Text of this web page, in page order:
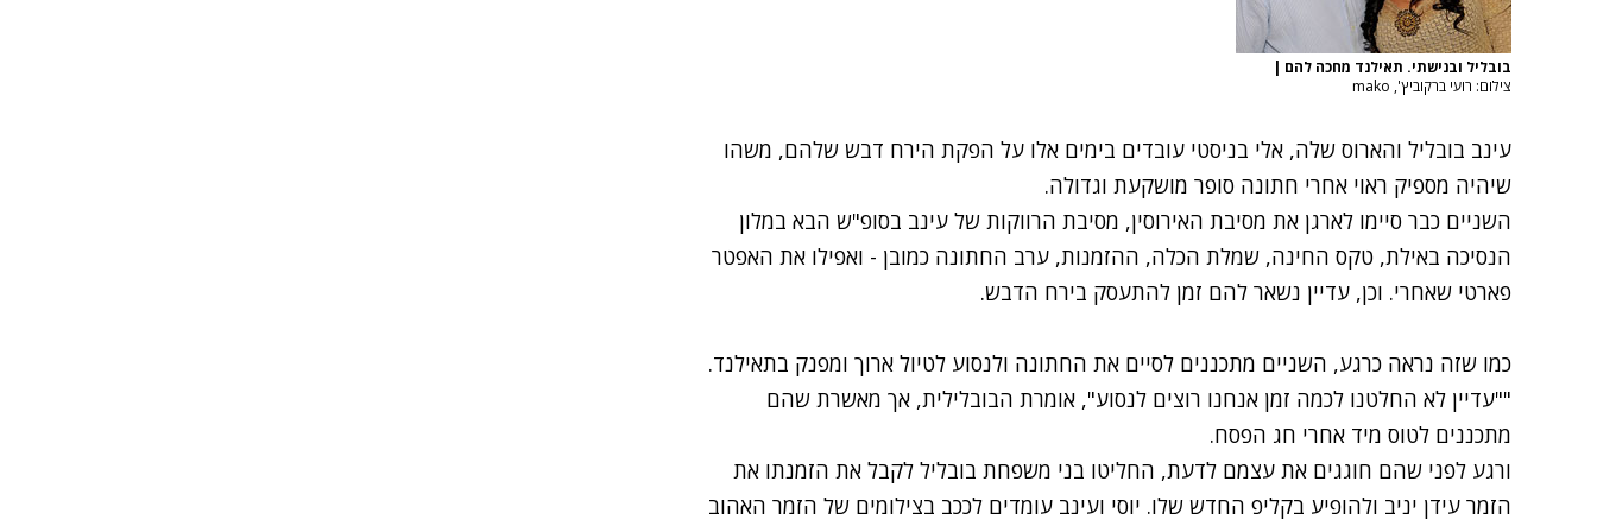
בובליל ובנישתי. תאילנד מחכה להם |
צילום: רועי ברקוביץ', mako
עינב בובליל והארוס שלה, אלי בניסטי עובדים בימים אלו על הפקת הירח דבש שלהם, משהו
שיהיה מספיק ראוי אחרי חתונה סופר מושקעת וגדולה.
השניים כבר סיימו לארגן את מסיבת האירוסין, מסיבת הרווקות של עינב בסופ"ש הבא במלון
הנסיכה באילת, טקס החינה, שמלת הכלה, ההזמנות, ערב החתונה כמובן - ואפילו את האפטר
פארטי שאחרי. וכן, עדיין נשאר להם זמן להתעסק בירח הדבש.
כמו שזה נראה כרגע, השניים מתכננים לסיים את החתונה ולנסוע לטיול ארוך ומפנק בתאילנד.
""עדיין לא החלטנו לכמה זמן אנחנו רוצים לנסוע", אומרת הבובלילית, אך מאשרת שהם
מתכננים לטוס מיד אחרי חג הפסח.
ורגע לפני שהם חוגגים את עצמם לדעת, החליטו בני משפחת בובליל לקבל את הזמנתו את
הזמר עידן יניב ולהופיע בקליפ החדש שלו. יוסי ועינב עומדים לככב בצילומים של הזמר האהוב